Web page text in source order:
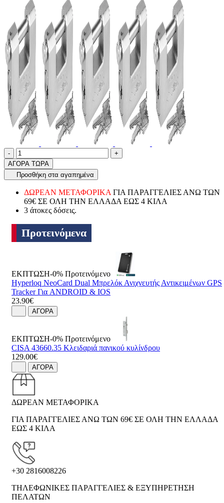
Ποσότητα
-product.increase.quantity +
ΑΓΟΡΑ ΤΩΡΑ
Προσθήκη στα αγαπημένα
ΔΩΡΕΑΝ ΜΕΤΑΦΟΡΙΚΑ ΓΙΑ ΠΑΡΑΓΓΕΛΙΕΣ ΑΝΩ ΤΩΝ
69€ ΣΕ ΟΛΗ ΤΗΝ ΕΛΛΑΔΑ ΕΩΣ 4 ΚΙΛΑ
3 άτοκες δόσεις.
Προτεινόμενα
ΕΚΠΤΩΣΗ-0% Προτεινόμενο
Hyperloq NeoCard Dual Μπρελόκ Ανιχνευτής Αντικειμένων GPS
Tracker Για ANDROID & IOS
23.90€
ΑΓΟΡΑ
ΕΚΠΤΩΣΗ-0% Προτεινόμενο
CISA 43660.35 Κλειδαριά πανικού κυλίνδρου
129.00€
ΑΓΟΡΑ
ΔΩΡΕΑΝ ΜΕΤΑΦΟΡΙΚΑ
ΓΙΑ ΠΑΡΑΓΓΕΛΙΕΣ ΑΝΩ ΤΩΝ 69€ ΣΕ ΟΛΗ ΤΗΝ ΕΛΛΑΔΑ
ΕΩΣ 4 ΚΙΛΑ
+30 2816008226
ΤΗΛΕΦΩΝΙΚΕΣ ΠΑΡΑΓΓΕΛΙΕΣ & ΕΞΥΠΗΡΕΤΗΣΗ
ΠΕΛΑΤΩΝ